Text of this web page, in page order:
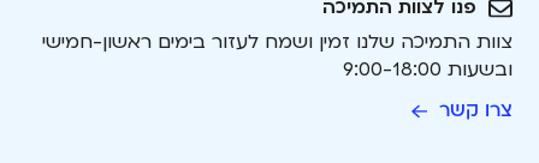
פנו לצוות התמיכה
צוות התמיכה שלנו זמין ושמח לעזור בימים ראשון-חמישי
ובשעות 9:00-18:00
צרו קשר